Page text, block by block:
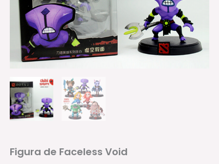
Figura de Faceless Void